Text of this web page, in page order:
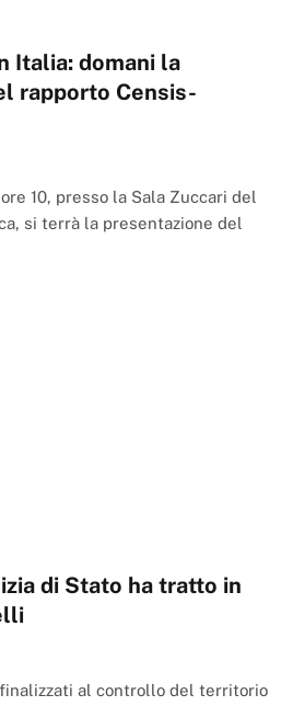
Italia: domani la
rapporto Censis-
10, presso la Sala Zuccari del
si terrà la presentazione del
di Stato ha tratto in
finalizzati al controllo del territorio